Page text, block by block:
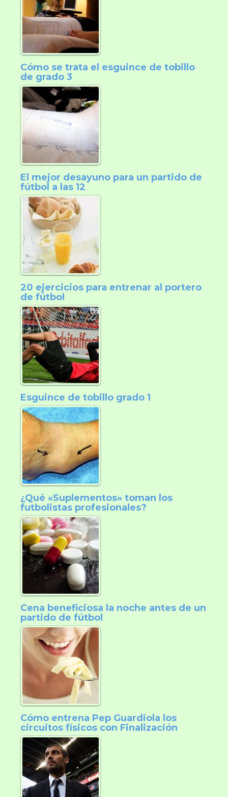
Cómo se trata el esguince de tobillo
de grado 3
El mejor desayuno para un partido de
fútbol a las 12
20 ejercicios para entrenar al portero
de fútbol
Esguince de tobillo grado 1
¿Qué «Suplementos» toman los
futbolistas profesionales?
Cena beneficiosa la noche antes de un
partido de fútbol
Cómo entrena Pep Guardiola los
circuitos físicos con Finalización